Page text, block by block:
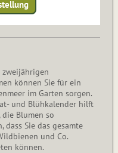
können Sie für ein
im Garten sorgen.
und Blühkalender hilft
Blumen so
dass Sie das gesamte
und Co.
können.